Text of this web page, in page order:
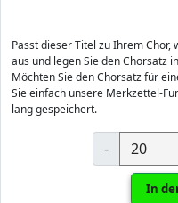
Passt dieser Titel zu Ihrem
aus und legen Sie den Chorsatz
Möchten Sie den Chorsatz für
Sie einfach unsere Merkzettel-
lang gespeichert.
-
In